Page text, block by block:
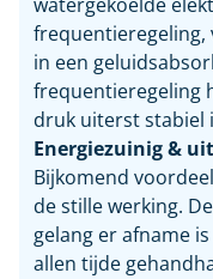
in een
frequentieregeling
druk uiterst stabiel
Energiezuinig &
Bijkomend
de stille werking.
gelang er afname
allen tijde